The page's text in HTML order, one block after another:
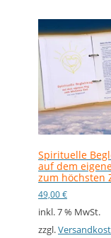
Spirituelle
auf dem
zum höchsten
49,00€
inkl. 7 % MwSt.
zzgl.